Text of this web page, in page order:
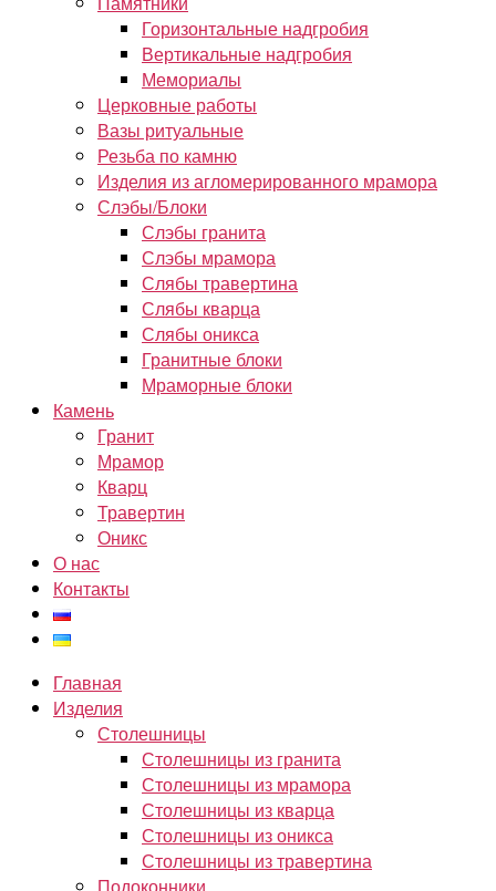
Горизонтальные надгробия
Вертикальные надгробия
Мемориалы
Церковные работы
Вазы ритуальные
Резьба по камню
Изделия из агломерированного мрамора
Слэбы/Блоки
Слэбы гранита
Слэбы мрамора
Слябы травертина
Слябы кварца
Слябы оникса
Гранитные блоки
Мраморные блоки
Камень
Гранит
Мрамор
Кварц
Травертин
Оникс
О нас
Контакты
Главная
Изделия
Столешницы
Столешницы из гранита
Столешницы из мрамора
Столешницы из кварца
Столешницы из оникса
Столешницы из травертина